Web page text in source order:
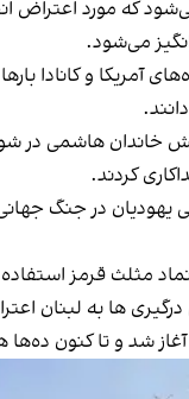
که مورد اعتراض
می‌شود.
آمریکا و کانادا
هاشمی در
کردند.
یهودیان در جنگ
مثلث قرمز
ها به لبنان
آغاز شد و تا کنون ده‌ها